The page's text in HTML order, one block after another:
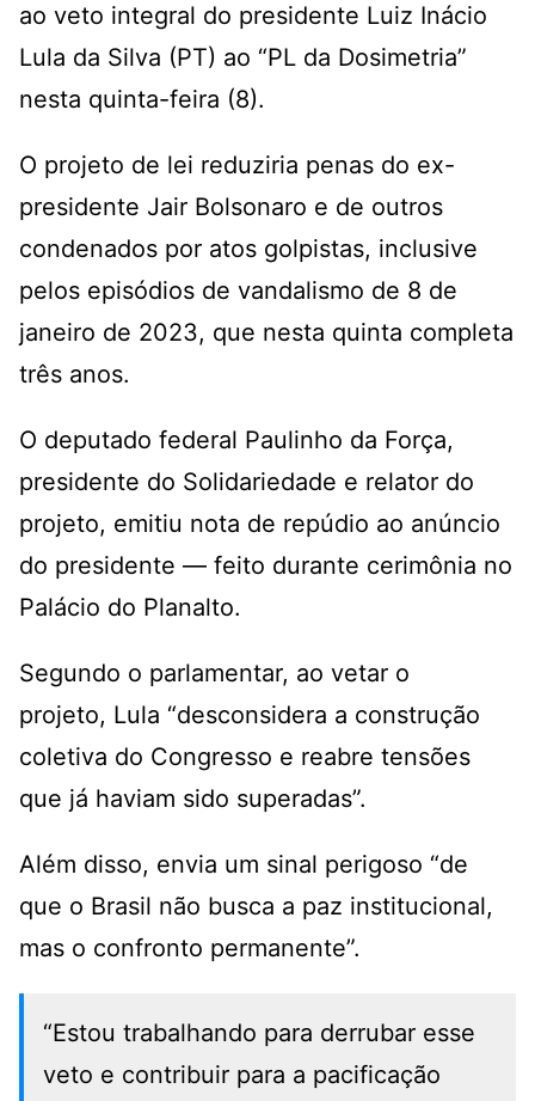
ao veto integral do presidente Luiz Inácio
Lula da Silva (PT) ao “PL da Dosimetria”
nesta quinta-feira (8).
O projeto de lei reduziria penas do ex-
presidente Jair Bolsonaro e de outros
condenados por atos golpistas, inclusive
pelos episódios de vandalismo de 8 de
janeiro de 2023, que nesta quinta completa
três anos.
O deputado federal Paulinho da Força,
presidente do Solidariedade e relator do
projeto, emitiu nota de repúdio ao anúncio
do presidente — feito durante cerimônia no
Palácio do Planalto.
Segundo o parlamentar, ao vetar o
projeto, Lula “desconsidera a construção
coletiva do Congresso e reabre tensões
que já haviam sido superadas”.
Além disso, envia um sinal perigoso “de
que o Brasil não busca a paz institucional,
mas o confronto permanente”.
“Estou trabalhando para derrubar esse
veto e contribuir para a pacificação